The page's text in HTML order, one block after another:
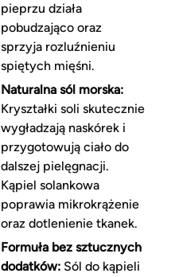
pieprzu działa
pobudzająco oraz
sprzyja rozluźnieniu
spiętych mięśni.
Naturalna sól morska:
Kryształki soli skutecznie
wygładzają naskórek i
przygotowują ciało do
dalszej pielęgnacji.
Kąpiel solankowa
poprawia mikrokrążenie
oraz dotlenienie tkanek.
Formuła bez sztucznych
dodatków:Sól do kąpieli